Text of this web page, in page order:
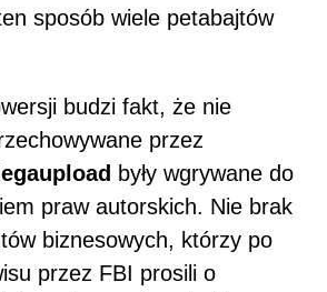
sposób wiele petabajtów
budzi fakt, że nie
przez
były wgrywane do
praw autorskich. Nie brak
biznesowych, którzy po
przez FBI prosili o